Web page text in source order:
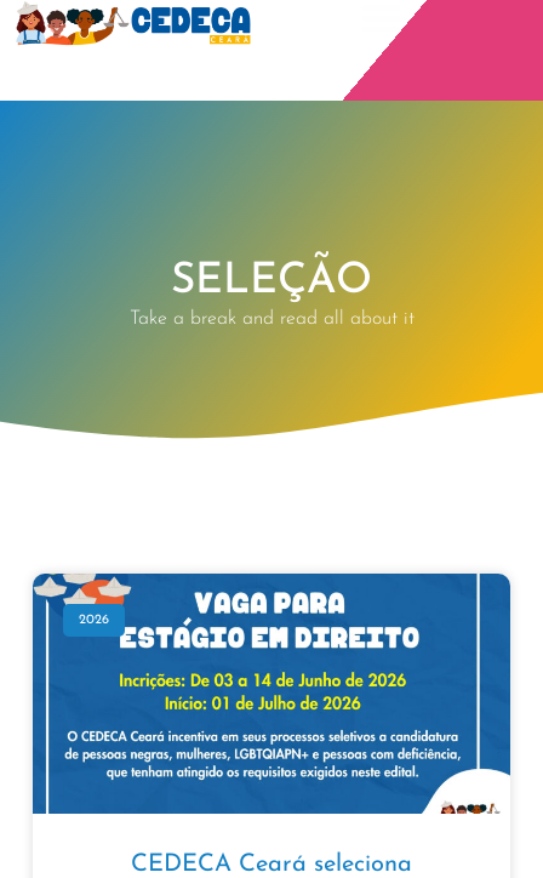
SELEÇÃO
Take a break and read all about it
2026
CEDECA Ceará seleciona